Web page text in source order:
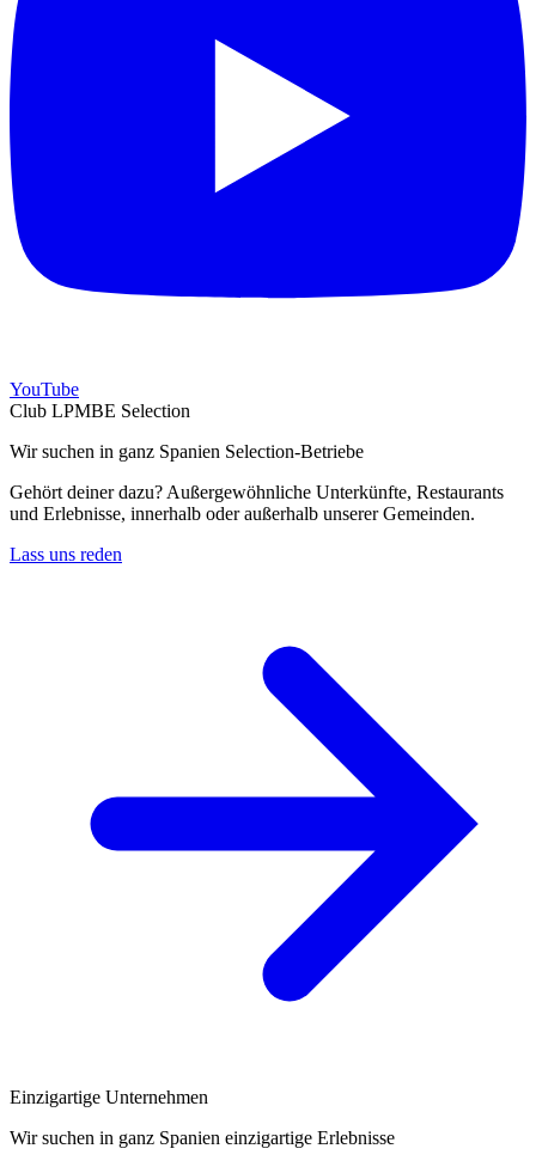
YouTube
Club LPMBE Selection
Wir suchen in ganz Spanien Selection-Betriebe
Gehört deiner dazu? Außergewöhnliche Unterkünfte, Restaurants
und Erlebnisse, innerhalb oder außerhalb unserer Gemeinden.
Lass uns reden
Einzigartige Unternehmen
Wir suchen in ganz Spanien einzigartige Erlebnisse